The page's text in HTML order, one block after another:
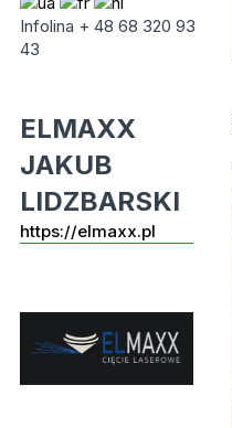
Infolina + 48 68 320 93
43
ELMAXX
JAKUB
LIDZBARSKI
https://elmaxx.pl